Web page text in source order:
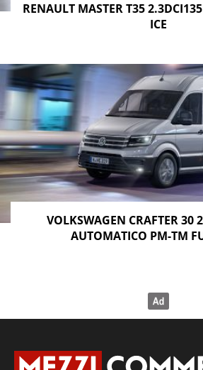
RENAULT MASTER T35
ICE
VOLKSWAGEN CRAFTER 30
AUTOMATICO PM-TM